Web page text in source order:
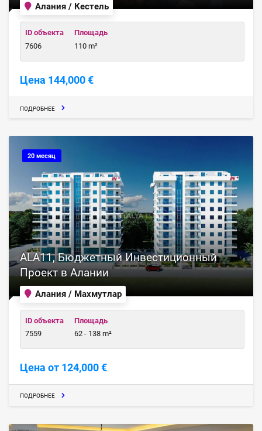
Алания / Кестель
ID объекта
7606
Площадь
110 m²
Цена 144,000 €
ПОДРОБНЕЕ
20 месяц
Алания / Махмутлар
ALA11, Бюджетный Инвестиционный
Проект в Алании
ID объекта
7559
Площадь
62 - 138 m²
Цена от 124,000 €
ПОДРОБНЕЕ